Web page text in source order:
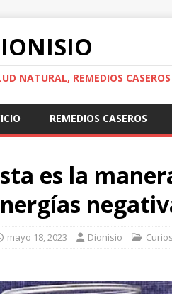
NATURAL, REMEDIOS
REMEDIOS CASEROS
es la
mayo 18, 2023 Dionisio